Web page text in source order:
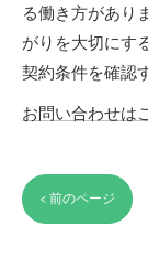
る働き方があり
がりを大切にす
契約条件を確認
お問い合わせは
< 前のページ